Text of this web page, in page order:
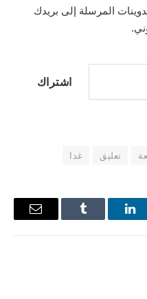
المرسلة إلى بريدك
اشتراك
تعليق غدا
لينكدإن Tumblr
البريد